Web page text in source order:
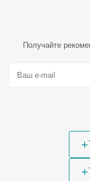
Получайте